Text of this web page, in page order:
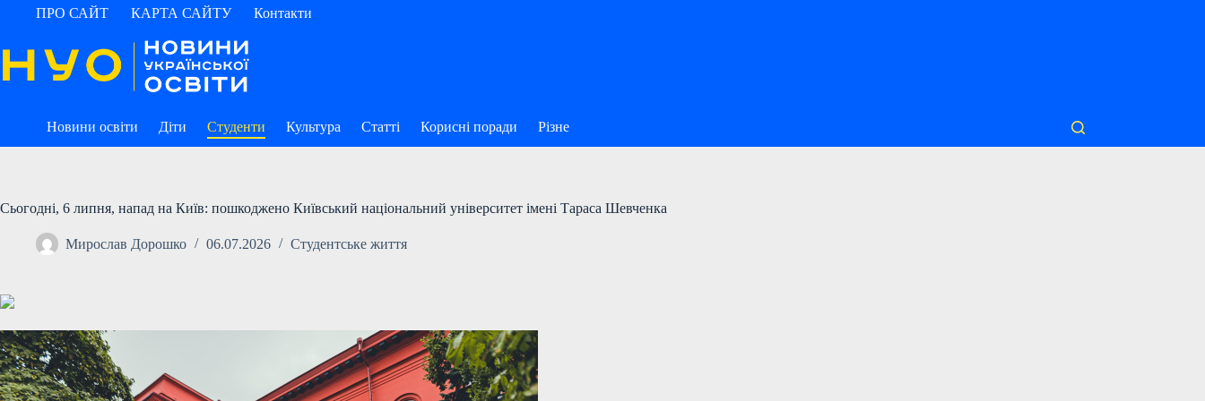
ПерейтиПРО САЙТ КАРТА САЙТУ Контакти
Новини освіти Діти Студенти Культура Статті Корисні поради Різне
Сьогодні, 6 липня, напад на Київ: пошкоджено Київський національний університет імені Тараса Шевченка
Мирослав Дорошко 06.07.2026 Студентське життя